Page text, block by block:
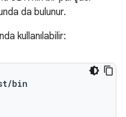
da bulunur.
kullanılabilir:
bin